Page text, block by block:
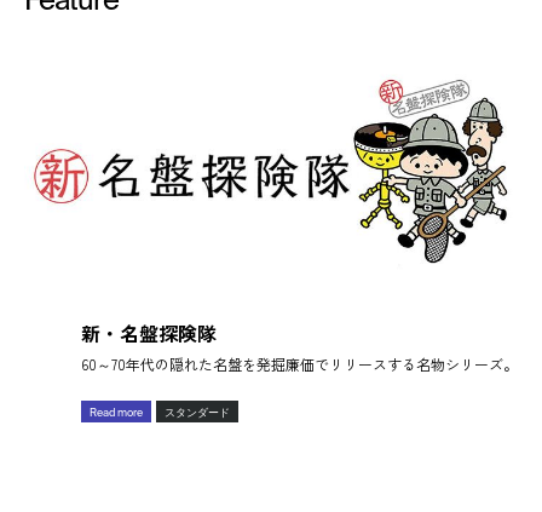
新・名盤探険隊
60～70年代の隠れた名盤を発掘廉価でリリースする名物シリーズ。
Read more スタンダード